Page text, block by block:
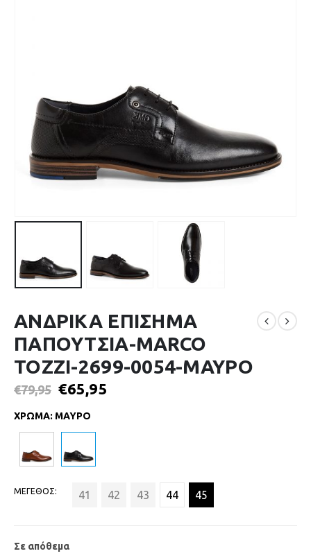
ΑΝΔΡΙΚΑ ΕΠΙΣΗΜΑ
ΠΑΠΟΥΤΣΙΑ-MARCO
TOZZI-2699-0054-ΜΑΥΡΟ
€79,95 €65,95
ΧΡΩΜΑ: ΜΑΥΡΟ
ΜΕΓΕΘΟΣ 41 42 43 44 45
Σε απόθεμα